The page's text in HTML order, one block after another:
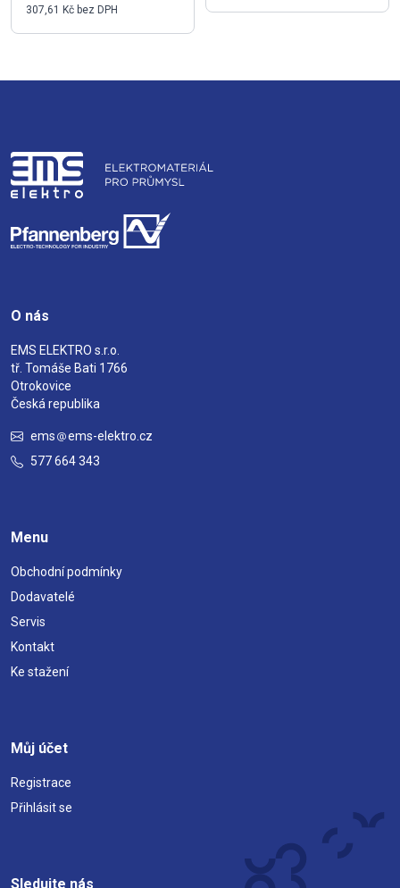
307,61 Kč bez DPH
O nás
EMS ELEKTRO s.r.o.
tř. Tomáše Bati 1766
Otrokovice
Česká republika
ems
ems-elektro.cz
577 664 343
Menu
Obchodní podmínky
Dodavatelé
Servis
Kontakt
Ke stažení
Můj účet
Registrace
Přihlásit se
Sledujte nás